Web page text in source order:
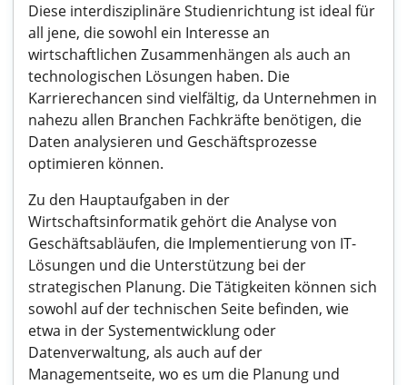
Diese interdisziplinäre Studienrichtung ist ideal für
all jene, die sowohl ein Interesse an
wirtschaftlichen Zusammenhängen als auch an
technologischen Lösungen haben. Die
Karrierechancen sind vielfältig, da Unternehmen in
nahezu allen Branchen Fachkräfte benötigen, die
Daten analysieren und Geschäftsprozesse
optimieren können.
Zu den Hauptaufgaben in der
Wirtschaftsinformatik gehört die Analyse von
Geschäftsabläufen, die Implementierung von IT-
Lösungen und die Unterstützung bei der
strategischen Planung. Die Tätigkeiten können sich
sowohl auf der technischen Seite befinden, wie
etwa in der Systementwicklung oder
Datenverwaltung, als auch auf der
Managementseite, wo es um die Planung und